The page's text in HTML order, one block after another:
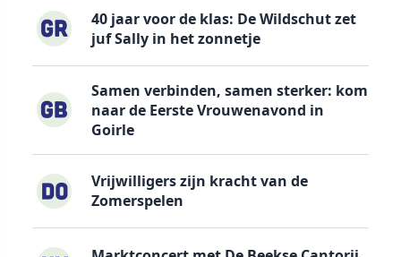
40 jaar voor de klas: De Wildschut zet
juf Sally in het zonnetje
Samen verbinden, samen sterker: kom
naar de Eerste Vrouwenavond in
Goirle
Vrijwilligers zijn kracht van de
Zomerspelen